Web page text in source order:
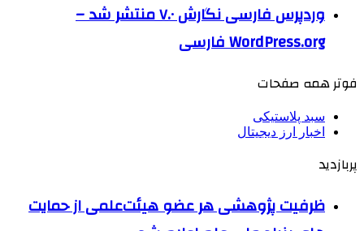
وردپرس فارسی نگارش ۷.۰ منتشر شد –
WordPress.org فارسی
فوتر همه صفحات
سبد پلاستیکی
اخبار ارز دیجیتال
پربازدید
ظرفیت پژوهشی هر عضو هیئت‌علمی از حمایت